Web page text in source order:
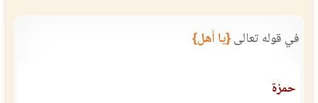
في قوله تعالى{يا أهل}
حمزة